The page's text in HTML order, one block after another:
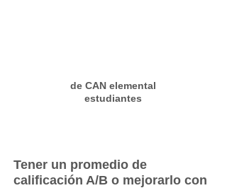
de CAN elemental
estudiantes
Tener un promedio de
calificación A/B o mejorarlo con